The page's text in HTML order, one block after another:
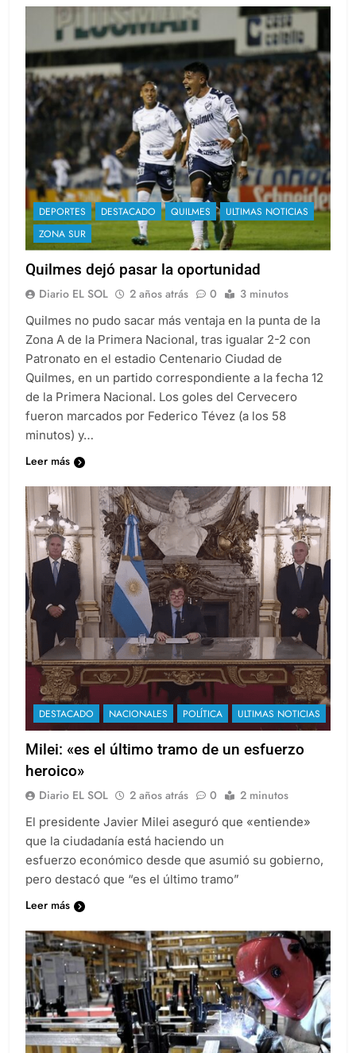
DEPORTES DESTACADO QUILMES
ULTIMAS NOTICIAS
ZONA SUR
Quilmes dejó pasar la oportunidad
Diario EL SOL 2 años atrás 0 3 minutos
Quilmes no pudo sacar más ventaja en la punta de la
Zona A de la Primera Nacional, tras igualar 2-2 con
Patronato en el estadio Centenario Ciudad de
Quilmes, en un partido correspondiente a la fecha 12
de la Primera Nacional. Los goles del Cervecero
fueron marcados por Federico Tévez (a los 58
minutos) y…
Leer más
DESTACADO NACIONALES POLÍTICA ULTIMAS NOTICIAS
Milei: «es el último tramo de un esfuerzo
heroico»
Diario EL SOL 2 años atrás 0 2 minutos
El presidente Javier Milei aseguró que «entiende»
que la ciudadanía está haciendo un
esfuerzo económico desde que asumió su gobierno,
pero destacó que “es el último tramo”
Leer más